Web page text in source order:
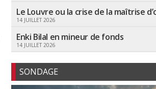
Le Louvre ou la crise de la maîtrise
14 JUILLET 2026
Enki Bilal en mineur de fonds
14 JUILLET 2026
SONDAGE